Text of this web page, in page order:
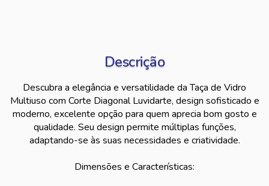
Descrição
Descubra a elegância e versatilidade da Taça de Vidro
Multiuso com Corte Diagonal Luvidarte, design sofisticado e
moderno, excelente opção para quem aprecia bom gosto e
qualidade. Seu design permite múltiplas funções,
adaptando-se às suas necessidades e criatividade.
Dimensões e Características: